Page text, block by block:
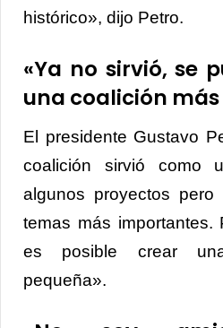
histórico», dijo Petro.
«Ya no sirvió, se
una coalición
El presidente Gustavo
coalición sirvió como
algunos proyectos
temas más
es posible crear
pequeña».